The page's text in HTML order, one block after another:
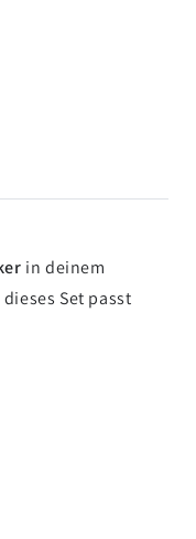
in deinem
dieses Set passt